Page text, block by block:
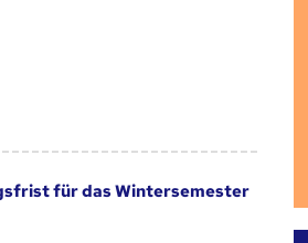
für das Wintersemester